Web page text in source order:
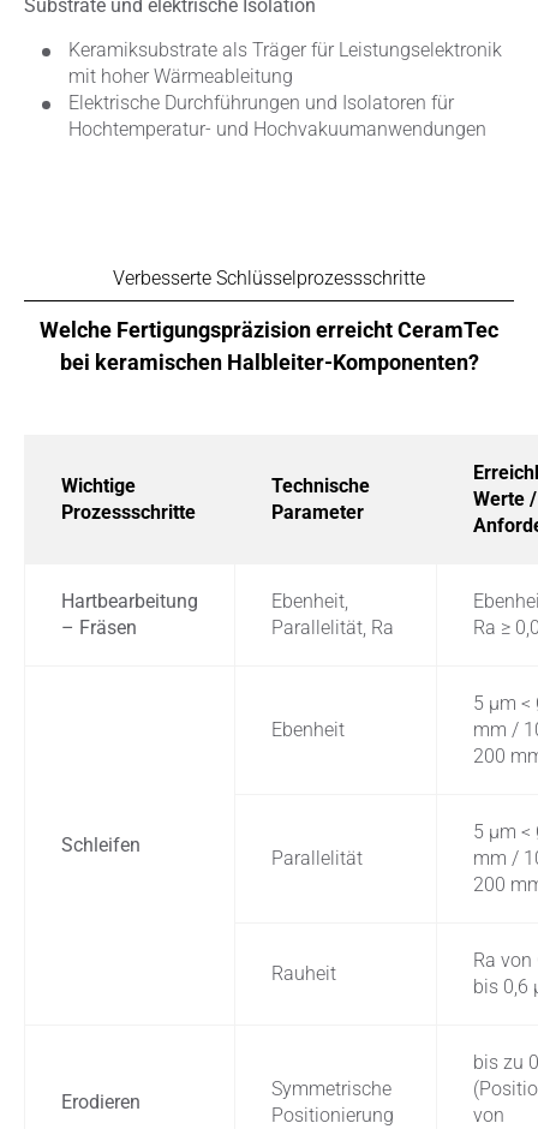
Substrate und elektrische Isolation
Keramiksubstrate als Träger für Leistungselektronik
mit hoher Wärmeableitung
Elektrische Durchführungen und Isolatoren für
Hochtemperatur- und Hochvakuumanwendungen
Verbesserte Schlüsselprozessschritte
Welche Fertigungspräzision erreicht CeramTec
bei keramischen Halbleiter-Komponenten?
Wichtige
Prozessschritte
Technische
Parameter
Werte /
Hartbearbeitung
– Fräsen
Ebenheit,
Parallelität, Ra
Ra ≥
Schleifen
Ebenheit
5 μm <
mm /
200
Parallelität
5 μm <
mm /
200
Rauheit
Ra
bis 0,6
Erodieren
Symmetrische
Positionierung
bis zu
von